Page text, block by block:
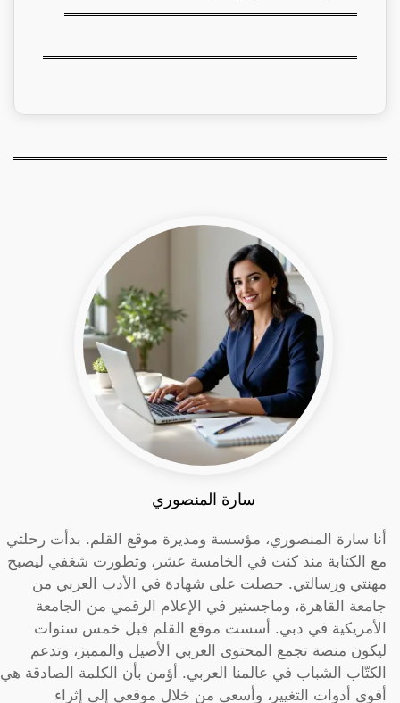
سارة المنصوري
أنا سارة المنصوري، مؤسسة ومديرة موقع القلم. بدأت رحلتي
مع الكتابة منذ كنت في الخامسة عشر، وتطورت شغفي ليصبح
مهنتي ورسالتي. حصلت على شهادة في الأدب العربي من
جامعة القاهرة، وماجستير في الإعلام الرقمي من الجامعة
الأمريكية في دبي. أسست موقع القلم قبل خمس سنوات
ليكون منصة تجمع المحتوى العربي الأصيل والمميز، وتدعم
الكتّاب الشباب في عالمنا العربي. أؤمن بأن الكلمة الصادقة هي
أقوى أدوات التغيير، وأسعى من خلال موقعي إلى إثراء